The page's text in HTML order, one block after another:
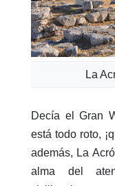
La
Decía el Gran
está todo roto,
además, La
alma del